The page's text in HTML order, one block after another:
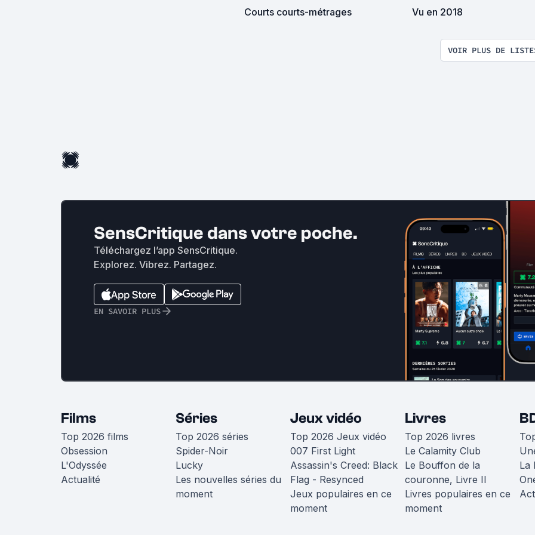
Courts courts-métrages Vu en 2018
VOIR PLUS DE
SensCritique dans votre poche.
Téléchargez l’app SensCritique.
Explorez. Vibrez. Partagez.
EN SAVOIR PLUS
Films
Top 2026 films
Obsession
L'Odyssée
Actualité
Séries
Top 2026 séries
Spider-Noir
Lucky
Les nouvelles séries du
moment
Jeux vidéo
Top 2026 Jeux vidéo
007 First Light
Assassin's Creed: Black
Flag - Resynced
Jeux populaires en ce
moment
Livres
Top 2026 livres
Le Calamity Club
Le Bouffon de la
couronne, Livre II
Livres populaires en ce
moment
La